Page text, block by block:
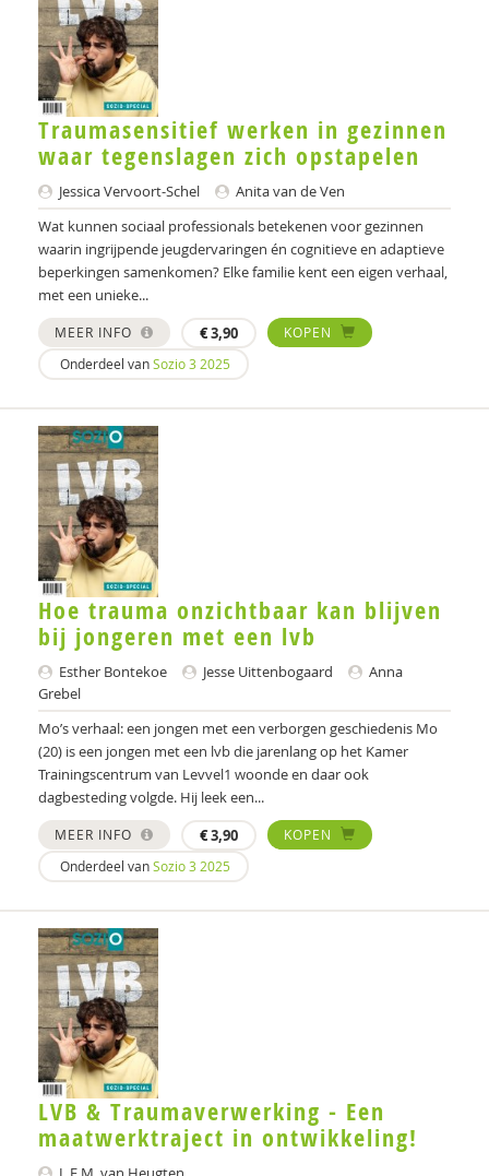
Jos Dröes
Neomi van Duijvenbode
Chantal Duisters
Mandy Dunkwu
Monique Engelbertink
Judith Ensink
Anne Evers
Olaf Galisch
Sophie Gillfeather-Spetere
Barbara Godwaldt
Anna Grebel
Jeanne Gubbels
Hein de Haan
Anne-Laura van Harmelen
Lourens Henkelman
Maaike Hermsen
L.E.M. van Heugten
Dirk den Hollander
Annemieke Hoogstad
Ruud van der Horst
Edien Houwers
René Hut
Coki Janssen
Janine Janssen
Nederlands Jeugd Instituut
Harrie Jonkman
Claudia Kaagman
Traumasensitief werken in gezinnen
waar tegenslagen zich opstapelen
Jessica Vervoort-Schel
Anita van de Ven
Wat kunnen sociaal professionals betekenen voor gezinnen
waarin ingrijpende jeugdervaringen én cognitieve en adaptieve
beperkingen samenkomen? Elke familie kent een eigen verhaal,
met een unieke...
MEER INFO €3,90
KOPEN
Onderdeel vanSozio 3 2025
Hoe trauma onzichtbaar kan blijven
bij jongeren met een lvb
Esther Bontekoe Jesse Uittenbogaard
Anna
Grebel
Mo’s verhaal: een jongen met een verborgen geschiedenis Mo
(20) is een jongen met een lvb die jarenlang op het Kamer
Trainingscentrum van Levvel1 woonde en daar ook
dagbesteding volgde. Hij leek een...
MEER INFO €3,90
KOPEN
Onderdeel vanSozio 3 2025
LVB & Traumaverwerking - Een
maatwerktraject in ontwikkeling!